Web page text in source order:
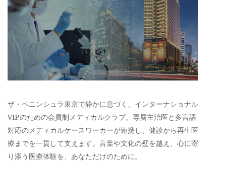
ザ・ペニンシュラ東京で静かに息づく、インターナショナル
VIPのための会員制メディカルクラブ。専属主治医と多言語
対応のメディカルケースワーカーが連携し、健診から再生医
療までを一貫して支えます。言葉や文化の壁を越え、心に寄
り添う医療体験を、あなただけのために。